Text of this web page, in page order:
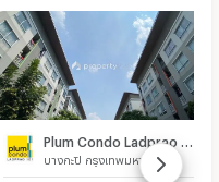
บางกะปิ กรุงเทพมหานคร